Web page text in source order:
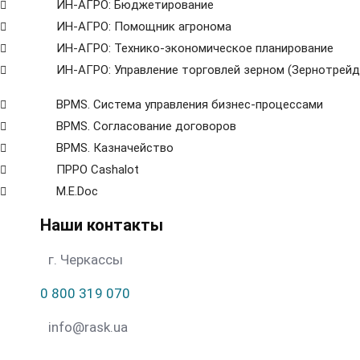
ИН-АГРО: Бюджетирование
ИН-АГРО: Помощник агронома
ИН-АГРО: Технико-экономическое планирование
ИН-АГРО: Управление торговлей зерном
ВРМS. Система управления бизнес-процессами
BPMS. Согласование договоров
BPМS. Казначейство
ПРРО Cashalot
M.E.Doc
Наши контакты
г. Черкассы
0 800 319 070
info@rask.ua